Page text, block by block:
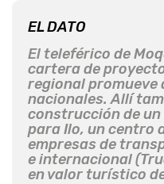
EL DATO
El teleférico de
cartera de
regional
nacionales. Allí
construcción de un
para Ilo, un centro
empresas de
e internacional
en valor turístico